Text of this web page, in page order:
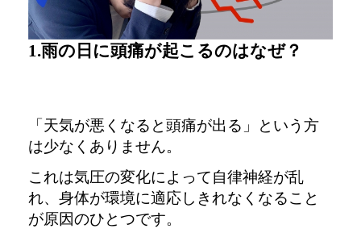
1.雨の日に頭痛が起こるのはなぜ？
「天気が悪くなると頭痛が出る」という方
は少なくありません。
これは気圧の変化によって自律神経が乱
れ、 身体が環境に適応しきれなくなること
が原因のひとつです。